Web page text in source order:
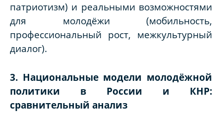
патриотизм) и реальными возможностями
для молодёжи (мобильность,
профессиональный рост, межкультурный
диалог).
3. Национальные модели молодёжной
политики в России и КНР:
сравнительный анализ